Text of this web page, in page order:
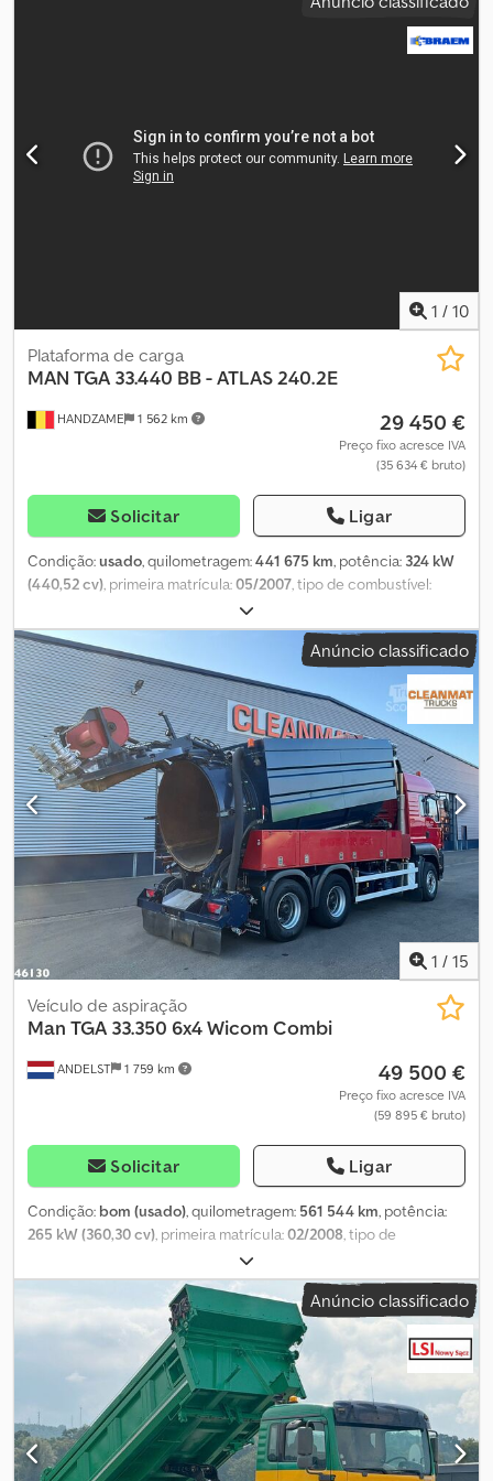
1 / 10
HANDZAME 1 562 km
Plataforma de carga
MAN TGA 33.440 BB - ATLAS 240.2E
29 450 €
Preço fixo acresce IVA
(35 634 € bruto)
Solicitar Ligar
Condição:usado, quilometragem:441 675 km, potência: 324 kW
(440,52 cv), primeira matrícula:05/2007, tipo de combustível:
385/65r22,5
distância entre eixos:3 950 mm, combustível:diesel, cor:branco,
tipo de engrenagem:
, classe de emissão:Euro 3,
suspensão:aço, comprimento do espaço de carga: 5 300 mm,
largura do espaço de carga:2 360 mm, altura do espaço de carga:
600 mm, Ano de fabrico:2007, Equipamento:acoplamento de
reboque, grua, regulação eléctrica dos vidros, Informações
técnicas Número de cilindros: 6 Trem de força Tração: Rodas
Marca do motor: MAN Configuração dos eixos Suspensão: Mola
de lâmina Tamanho do pneu dianteiro: 385/65r22,5 Eixo traseiro 1:
Tamanho do pneu: 315/80r22,5; Rodagem dupla Eixo traseiro 2:
Tamanho do pneu: 315/80r22,5; Rodagem dupla Pesos Peso vazio:
14.980 kg Carga útil: 11.020 kg PBT: 26.000 kg Funcional Mastro:
Telescópico (3 partes) Marca da carroçaria: ATLAS 240.2E
Dodpfxjyh Nq De Ah Hock = Outras opções e acessórios = - TDP
Anúncio classificado
1 / 15
ANDELST 1 759 km
Veículo de aspiração
Man TGA 33.350 6x4 Wicom Combi
49 500 €
Preço fixo acresce IVA
(59 895 € bruto)
Solicitar Ligar
Condição: bom (usado), quilometragem: 561 544 km, potência:
265 kW (360,30 cv) , primeira matrícula:02/2008 , tipo de
, tamanho do pneu:
de eixo:6x4, distância entre eixos:4 200 mm, combustível:diesel,
cabina do condutor:
cabina-cama, tipo de engrenagem:
mecânico
, classe de emissão: Euro 4, suspensão: aço
, número de
, comprimento total: 9 300 mm, largura total: 2 550 mm,
altura total:
3 750 mm, carga admissível no eixo (eixo 1): 9 000 kg,
carga máxima permitida por eixo (eixo 2):10 000 kg
, carga máxima
admissível no eixo (eixo 3):10 000 kg, volume do espaço de carga:
12 m³, Ano de fabrico: 2008, Equipamento:
ABS, EBS (Sistema de
Travagem Electrónico), acoplamento de reboque, ar
Anúncio classificado